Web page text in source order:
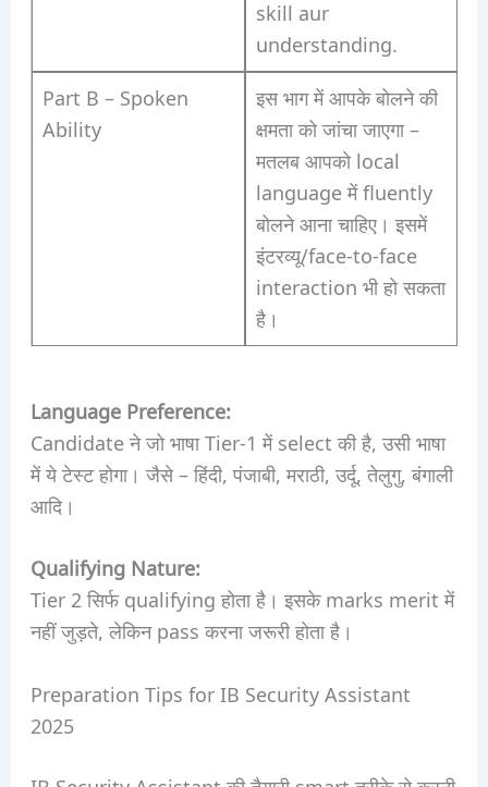
skill aur
understanding.
Part B – Spoken
Ability
इस भाग में आपके बोलने की
क्षमता को जांचा जाएगा –
मतलब आपको local
language में fluently
बोलने आना चाहिए। इसमें
इंटरव्यू/face-to-face
interaction भी हो सकता
है।
Language Preference:
Candidate ने जो भाषा Tier-1 में select की है, उसी भाषा
में ये टेस्ट होगा। जैसे – हिंदी, पंजाबी, मराठी, उर्दू, तेलुगु, बंगाली
आदि।
Qualifying Nature:
Tier 2 सिर्फ qualifying होता है। इसके marks merit में
नहीं जुड़ते, लेकिन pass करना जरूरी होता है।
Preparation Tips for IB Security Assistant
2025